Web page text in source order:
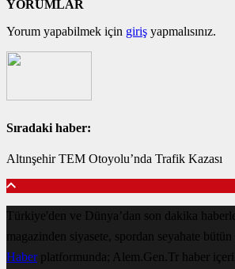
YORUMLAR
Yorum yapabilmek için giriş yapmalısınız.
Sıradaki haber:
Altınşehir TEM Otoyolu’nda Trafik Kazası
Türkiye'den ve Dünya’dan son dakika
magazinden siyasete, spordan seyahate
Haberplatformunda; Alem.Gen.Tr haber